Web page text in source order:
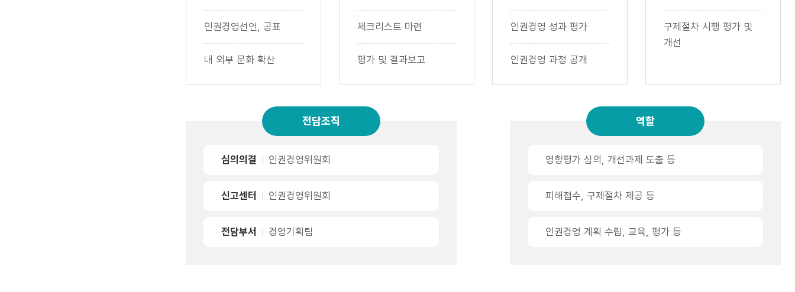
인권경영선언, 공표
내 외부 문화 확산
체크리스트 마련
평가 및 결과보고
인권경영 성과 평가
인권경영 과정 공개
구제절차 시행 평가 및
개선
전담조직
심의의결 인권경영위원회
신고센터 인권경영위원회
전담부서 경영기획팀
역할
영향평가 심의, 개선과제 도출 등
피해접수, 구제절차 제공 등
인권경영 계획 수립, 교육, 평가 등